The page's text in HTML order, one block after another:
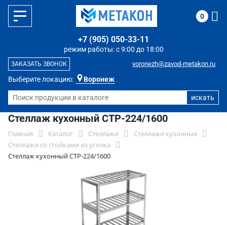
Выберите локацию: Воронеж
режим работы: с 9:00 до 18:00
+7 (905) 050-33-11
voronezh@zavod-metakon.ru
ЗАКАЗАТЬ ЗВОНОК
0
Стеллаж кухонный СТР-224/1600
Главная Каталог Стеллажи
Стеллажи кухонные
Стеллажи со стойками из уголка
Стеллаж кухонный СТР-224/1600